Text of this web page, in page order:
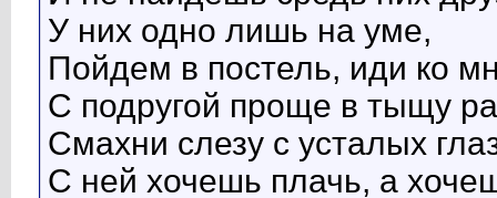
У них одно лишь на уме,
Пойдем в постель, иди ко
С подругой проще в тыщу
Смахни слезу с усталых
С ней хочешь плачь, а